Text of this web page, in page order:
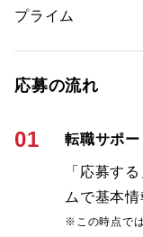
プライム
応募の流れ
01 転職サポ
「応募す
ムで基本
※この時点で